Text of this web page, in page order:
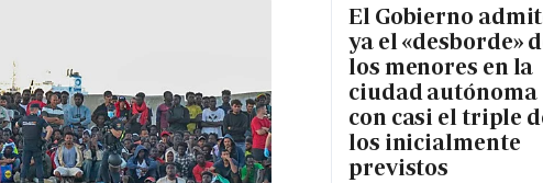
El Gobierno
ya el «desborde»
los menores en la
ciudad autónoma
con casi el triple
los inicialmente
previstos